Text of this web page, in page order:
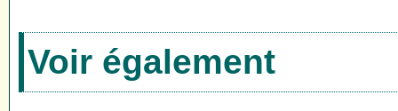
Voir également